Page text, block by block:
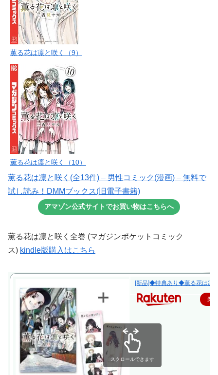
薫る花は凛と咲く（9）
薫る花は凛と咲く（10）
薫る花は凛と咲く(全13件) – 男性コミック(漫画) – 無料で
試し読み！DMMブックス(旧電子書籍)
アマゾン公式サイトでお買い物はこちらへ
薫る花は凛と咲く全巻 (マガジンポケットコミック
ス) kindle版購入はこちら
[新品]◆特典あり◆薫る花は凛
楽
スクロールできます